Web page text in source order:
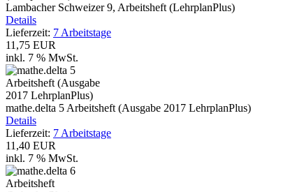
Lambacher Schweizer 9, Arbeitsheft (LehrplanPlus)
Details
Lieferzeit: 7 Arbeitstage
11,75 EUR
inkl. 7 % MwSt.
mathe.delta 5 Arbeitsheft (Ausgabe 2017 LehrplanPlus)
Details
Lieferzeit: 7 Arbeitstage
11,40 EUR
inkl. 7 % MwSt.